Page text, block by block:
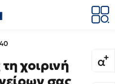
χοιρινή